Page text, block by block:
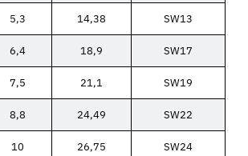
5,3 14,38 SW13
6,4 18,9 SW17
7,5 21,1 SW19
8,8 24,49 SW22
10 26,75 SW24